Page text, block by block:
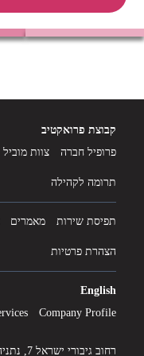
ש
ר
י
ל
קבוצת פרואקטיב
פרופיל חברה
צוות מוביל
תרומה לקהילה
תפיסת שירות מאמרים
הצהרת פרטיות
English
Company Profile
רחוב גיבורי ישראל 7, נתניה